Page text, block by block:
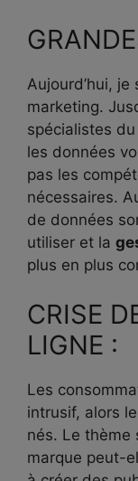
Aujourd’hui, je
marketing.
spécialistes
les données
pas les
nécessaires.
de données
utiliser et la
plus en plus
CRISE
LIGNE :
Les
intrusif, alors
nés. Le thème
marque peut-